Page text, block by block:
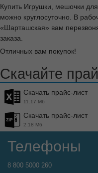
Купить Игрушки, мешочки
можно круглосуточно. В
«Шарташская» вам
заказа.
Отличных вам покупок!
Скачайте
Скачать прайс-лист
11.17 Мб
Скачать прайс-лист
2.18 Мб
Телефоны
8 800 5000 260